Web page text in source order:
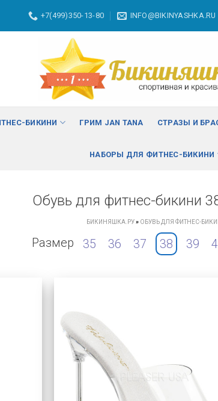
+7(499)350-13-80 INFO@BIKINYASHKA.RU
БИКИНИ ГРИМ JAN TANA СТРАЗЫ И
НАБОРЫ ДЛЯ ФИТНЕС-БИКИНИ
Обувь для фитнес-бикини
БИКИНЯШКА.РУ» ОБУВЬ ДЛЯ ФИТНЕС-
Размер 35 36 37 38 39